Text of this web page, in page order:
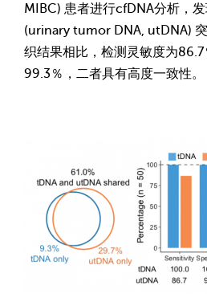
MIBC) 患者进行cfDNA分析，
(urinary tumor DNA, utDNA)
织结果相比，检测灵敏度为
99.3％，二者具有高度一致性。